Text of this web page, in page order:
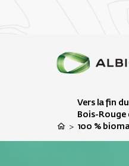
>
Vers la fin
Bois-Rouge
100 %